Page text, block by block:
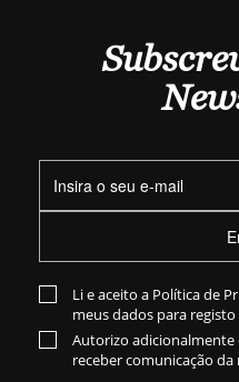
Li e aceito a Política de
meus dados para
Autorizo adicionalmente
receber comunicação da